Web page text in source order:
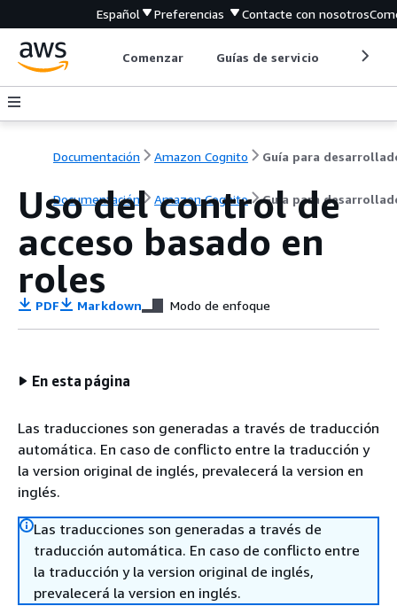
Español Preferencias Contacte con nosotros
Comenzar Guías de servicio
Documentación Amazon Cognito
Documentación Amazon Cognito Guía para
Uso del control de
acceso basado en
roles
PDF Markdown Modo de enfoque
En esta página
Las traducciones son generadas a través de traducción
automática. En caso de conflicto entre la traducción y
la version original de inglés, prevalecerá la version en
inglés.
Las traducciones son generadas a través de
traducción automática. En caso de conflicto entre
la traducción y la version original de inglés,
prevalecerá la version en inglés.